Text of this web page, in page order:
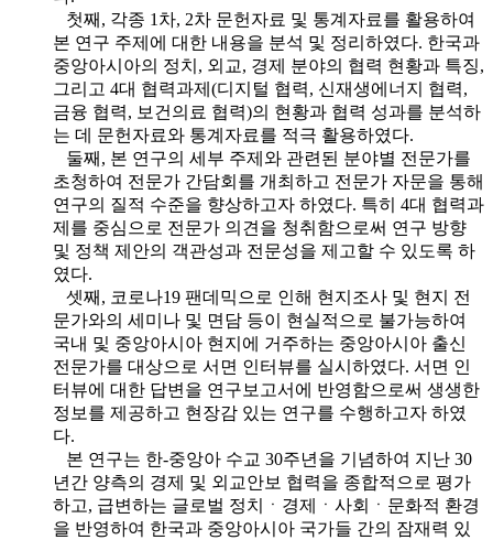
첫째, 각종 1차, 2차 문헌자료 및 통계자료를 활용하여
본 연구 주제에 대한 내용을 분석 및 정리하였다. 한국과
중앙아시아의 정치, 외교, 경제 분야의 협력 현황과 특징,
그리고 4대 협력과제(디지털 협력, 신재생에너지 협력,
금융 협력, 보건의료 협력)의 현황과 협력 성과를 분석하
는 데 문헌자료와 통계자료를 적극 활용하였다.
둘째, 본 연구의 세부 주제와 관련된 분야별 전문가를
초청하여 전문가 간담회를 개최하고 전문가 자문을 통해
연구의 질적 수준을 향상하고자 하였다. 특히 4대 협력과
제를 중심으로 전문가 의견을 청취함으로써 연구 방향
및 정책 제안의 객관성과 전문성을 제고할 수 있도록 하
였다.
셋째, 코로나19 팬데믹으로 인해 현지조사 및 현지 전
문가와의 세미나 및 면담 등이 현실적으로 불가능하여
국내 및 중앙아시아 현지에 거주하는 중앙아시아 출신
전문가를 대상으로 서면 인터뷰를 실시하였다. 서면 인
터뷰에 대한 답변을 연구보고서에 반영함으로써 생생한
정보를 제공하고 현장감 있는 연구를 수행하고자 하였
다.
본 연구는 한-중앙아 수교 30주년을 기념하여 지난 30
년간 양측의 경제 및 외교안보 협력을 종합적으로 평가
하고, 급변하는 글로벌 정치ㆍ경제ㆍ사회ㆍ문화적 환경
을 반영하여 한국과 중앙아시아 국가들 간의 잠재력 있